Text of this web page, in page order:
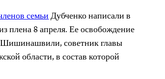
семьиДубченко написали в
плена 8 апреля. Ее освобождение
советник главы
области, в состав которой